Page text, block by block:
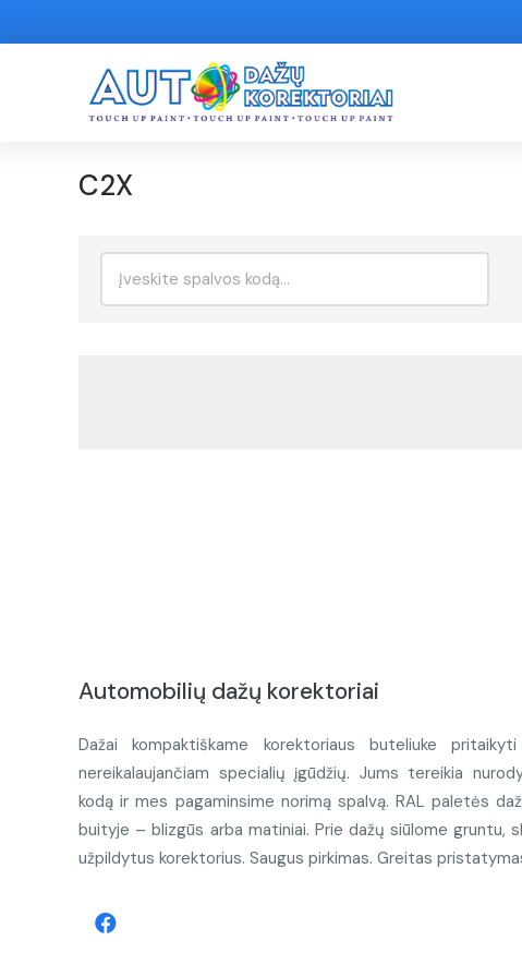
C2X
Automobilių dažų korektoriai
Dažai kompaktiškame korektoriaus buteliuke
nereikalaujančiam specialių įgūdžių. Jums tereikia
kodą ir mes pagaminsime norimą spalvą. RAL paletės
buityje – blizgūs arba matiniai. Prie dažų siūlome gruntu,
užpildytus korektorius. Saugus pirkimas. Greitas